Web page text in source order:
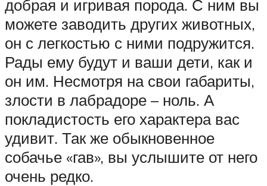
добрая и игривая порода. С ним вы
можете заводить других животных,
он с легкостью с ними подружится.
Рады ему будут и ваши дети, как и
он им. Несмотря на свои габариты,
злости в лабрадоре – ноль. А
покладистость его характера вас
удивит. Так же обыкновенное
собачье «гав», вы услышите от него
очень редко.